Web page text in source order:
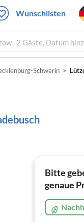
Wunschlisten
, 2 Gäste, Datum
Schwerin
Bitte
genaue